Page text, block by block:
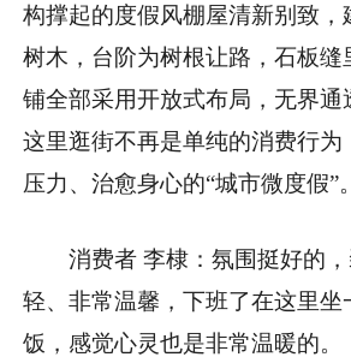
构撑起的度假风棚屋清新别致，
树木，台阶为树根让路，石板缝
铺全部采用开放式布局，无界通
这里逛街不再是单纯的消费行为
压力、治愈身心的“城市微度假”。
消费者 李棣：氛围挺好的
轻、非常温馨，下班了在这里坐
饭，感觉心灵也是非常温暖的。